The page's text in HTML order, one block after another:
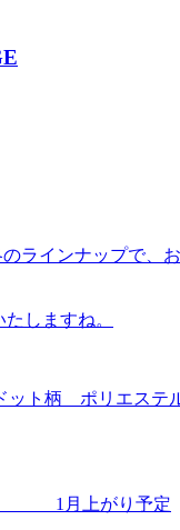
のラインナップで、
しますね。
ット柄 ポリエステ
1月上がり予定